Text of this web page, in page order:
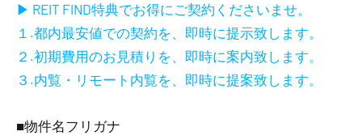
▶ REIT FIND特典でお得にご契約くださいませ。
１.都内最安値での契約を、即時に提示致します。
２.初期費用のお見積りを、即時に案内致します。
３.内覧・リモート内覧を、即時に提案致します。
■物件名フリガナ